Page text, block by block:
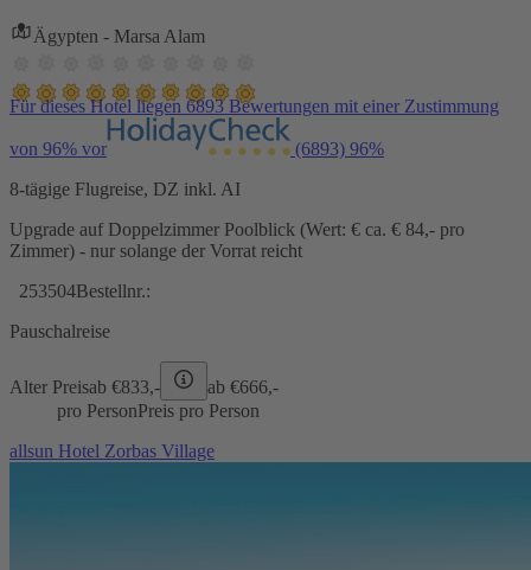
Ägypten - Marsa Alam
Für dieses Hotel liegen 6893 Bewertungen mit einer Zustimmung
von 96% vor (6893) 96%
8-tägige Flugreise, DZ inkl. AI
Upgrade auf Doppelzimmer Poolblick (Wert: € ca. € 84,- pro
Zimmer) - nur solange der Vorrat reicht
253504Bestellnr.:
Pauschalreise
Alter Preisab €833,- ab €666,-
pro PersonPreis pro Person
allsun Hotel Zorbas Village